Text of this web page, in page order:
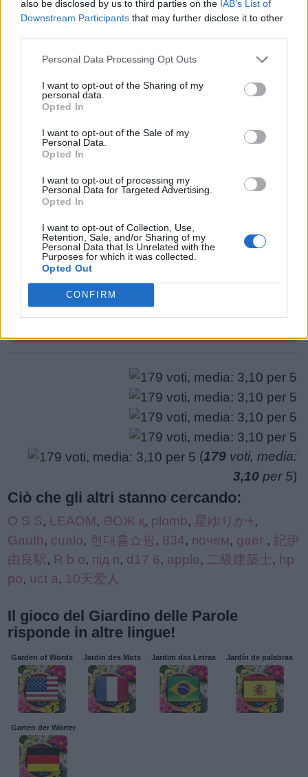
also be disclosed by us to third parties on the IAB’s List of
Downstream Participants that may further disclose it to other
Personal Data Processing Opt Outs
I want to opt-out of the Sharing of my
personal data.
Opted In
I want to opt-out of the Sale of my
Personal Data.
Opted In
I want to opt-out of processing my
Personal Data for Targeted Advertising.
Opted In
I want to opt-out of Collection, Use,
Retention, Sale, and/or Sharing of my
Personal Data that Is Unrelated with the
Purposes for which it was collected.
Opted Out
CONFIRM
Inserisci tutte le lettere del puzzle:
Inserisci
lettere
puzzle:
Ricerca
Siamo spiacenti, non abbiamo trovato il tuo
puzzle, quindi ecco un elenco di parole che
A S S
O S S
A
O S
A
S O S
CERCA PIÙ RISPOSTE
(179 voti, media:
3,10 per 5)
Ciò che gli altri stanno cercando:
O S S, LEAOM, ӘОЖ қ, plomb, 星ゆりか+,
Gauth, cualo, 현대홈쇼핑 , 834, почем, gaer , 紀伊
由良駅, R b o, під п, d17 6, apple, 二級建築士, hp
po, uct a, 10天爱人
Il gioco del Giardino delle Parole
risponde in altre lingue!
Garden of Words Jardin des Mots Jardim das Letras Jardín de palabras
Garten der Wörter